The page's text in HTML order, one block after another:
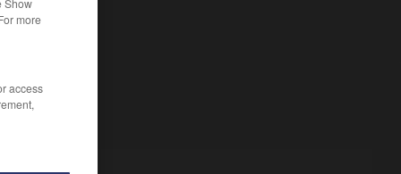
Show
more
access